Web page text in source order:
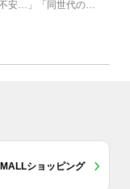
安…」「同世代の方
ショッピング